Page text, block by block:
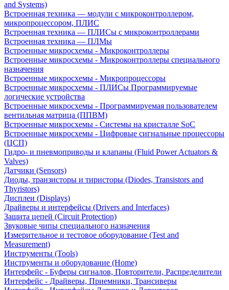
and Systems)
Встроенная техника — модули с микроконтроллером,
микропроцессором, ПЛИС
Встроенная техника — ПЛИСы с микроконтроллерами
Встроенная техника — ПЛМы
Встроенные микросхемы - Микроконтроллеры
Встроенные микросхемы - Микроконтроллеры специального
назначения
Встроенные микросхемы - Микропроцессоры
Встроенные микросхемы - ПЛИСы Программируемые
логические устройства
Встроенные микросхемы - Программируемая пользователем
вентильная матрица (ППВМ)
Встроенные микросхемы - Системы на кристалле SoC
Встроенные микросхемы - Цифровые сигнальные процессоры
(ЦСП)
Гидро- и пневмоприводы и клапаны (Fluid Power Actuators &
Valves)
Датчики (Sensors)
Диоды, транзисторы и тиристоры (Diodes, Transistors and
Thyristors)
Дисплеи (Displays)
Драйверы и интерфейсы (Drivers and Interfaces)
Защита цепей (Circuit Protection)
Звуковые чипы специального назначения
Измерительное и тестовое оборудование (Test and
Measurement)
Инструменты (Tools)
Инструменты и оборудование (Home)
Интерфейс - Буферы сигналов, Повторители, Распределители
Интерфейс - Драйверы, Приемники, Трансиверы